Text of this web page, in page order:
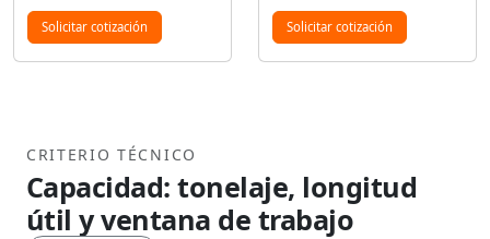
Solicitar cotización Solicitar cotización
CRITERIO TÉCNICO
Capacidad: tonelaje, longitud
útil y ventana de trabajo